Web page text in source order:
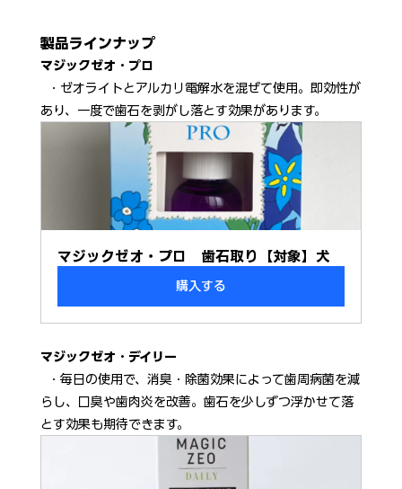
製品ラインナップ
マジックゼオ・プロ
・ゼオライトとアルカリ電解水を混ぜて使用。即効性が
あり、一度で歯石を剥がし落とす効果があります。
マジックゼオ・プロ　歯石取り【対象】犬
購入する
マジックゼオ・デイリー
・毎日の使用で、消臭・除菌効果によって歯周病菌を減
らし、口臭や歯肉炎を改善。歯石を少しずつ浮かせて落
とす効果も期待できます。